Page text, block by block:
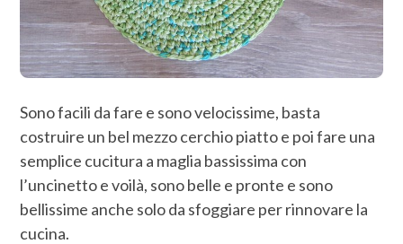
Sono facili da fare e sono velocissime, basta
costruire un bel mezzo cerchio piatto e poi fare una
semplice cucitura a maglia bassissima con
l’uncinetto e voilà, sono belle e pronte e sono
bellissime anche solo da sfoggiare per rinnovare la
cucina.